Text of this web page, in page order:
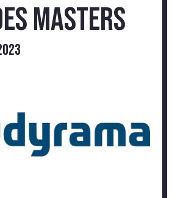
Masters